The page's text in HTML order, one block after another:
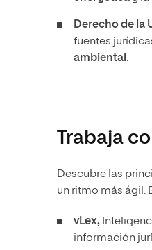
Derecho de la
fuentes
ambiental .
Trabaja
Descubre las
un ritmo más ágil.
vLex,
información